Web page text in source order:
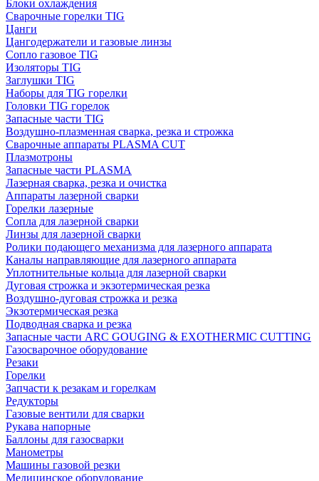
Блоки охлаждения
Сварочные горелки TIG
Цанги
Цангодержатели и газовые линзы
Сопло газовое TIG
Изоляторы TIG
Заглушки TIG
Наборы для TIG горелки
Головки TIG горелок
Запасные части TIG
Воздушно-плазменная сварка, резка и строжка
Сварочные аппараты PLASMA CUT
Плазмотроны
Запасные части PLASMA
Лазерная сварка, резка и очистка
Аппараты лазерной сварки
Горелки лазерные
Сопла для лазерной сварки
Линзы для лазерной сварки
Ролики подающего механизма для лазерного аппарата
Каналы направляющие для лазерного аппарата
Уплотнительные кольца для лазерной сварки
Дуговая строжка и экзотермическая резка
Воздушно-дуговая строжка и резка
Экзотермическая резка
Подводная сварка и резка
Запасные части ARC GOUGING & EXOTHERMIC CUTTING
Газосварочное оборудование
Резаки
Горелки
Запчасти к резакам и горелкам
Редукторы
Газовые вентили для сварки
Рукава напорные
Баллоны для газосварки
Манометры
Машины газовой резки
Медицинское оборудование